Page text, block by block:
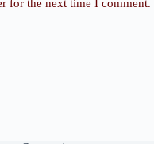
for the next time I comment.